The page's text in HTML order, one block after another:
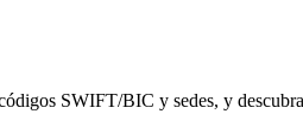
SWIFT/BIC y sedes, y